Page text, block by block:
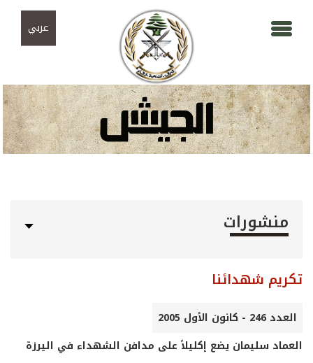
عربي
منشورات
تكريم شهدائنا
العدد 246 - كانون الأول 2005
العماد سليمان يضع إكليلاً على مدافن الشهداء في اليرزة